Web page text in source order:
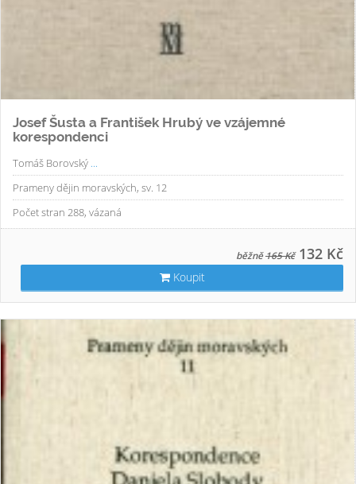
Josef Šusta a František Hrubý ve vzájemné
korespondenci
Tomáš Borovský ...
Prameny dějin moravských, sv. 12
Počet stran 288, vázaná
běžně165 Kč 132 Kč
Koupit